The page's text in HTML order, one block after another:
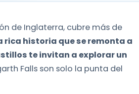
de Inglaterra, cubre más de
rica historia que se remonta a
te invitan a explorar un
Falls son solo la punta del